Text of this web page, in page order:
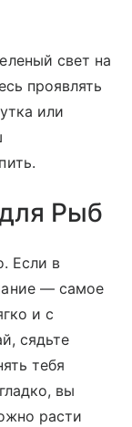
свет на
проявлять
или
Рыб
Если в
— самое
и с
сядьте
тебя
вы
расти